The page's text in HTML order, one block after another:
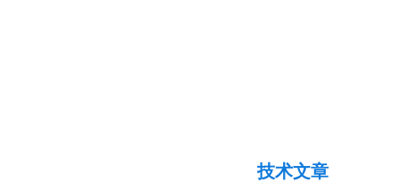
技术文章